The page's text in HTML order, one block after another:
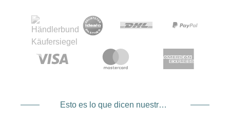
Esto es lo que dicen nuestros clientes